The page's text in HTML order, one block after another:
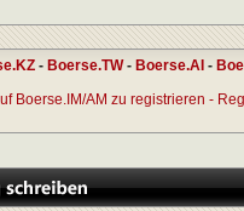
- Boerse.TW- Boerse.AI -
Boerse.IM/AM zu registrieren -